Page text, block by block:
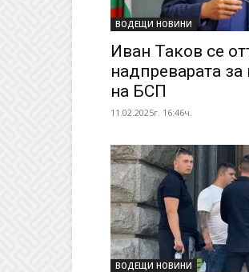
ВОДЕЩИ НОВИНИ
Иван Таков се
надпреварата
на БСП
11.02.2025г. 16:46ч.
ВОДЕЩИ НОВИНИ